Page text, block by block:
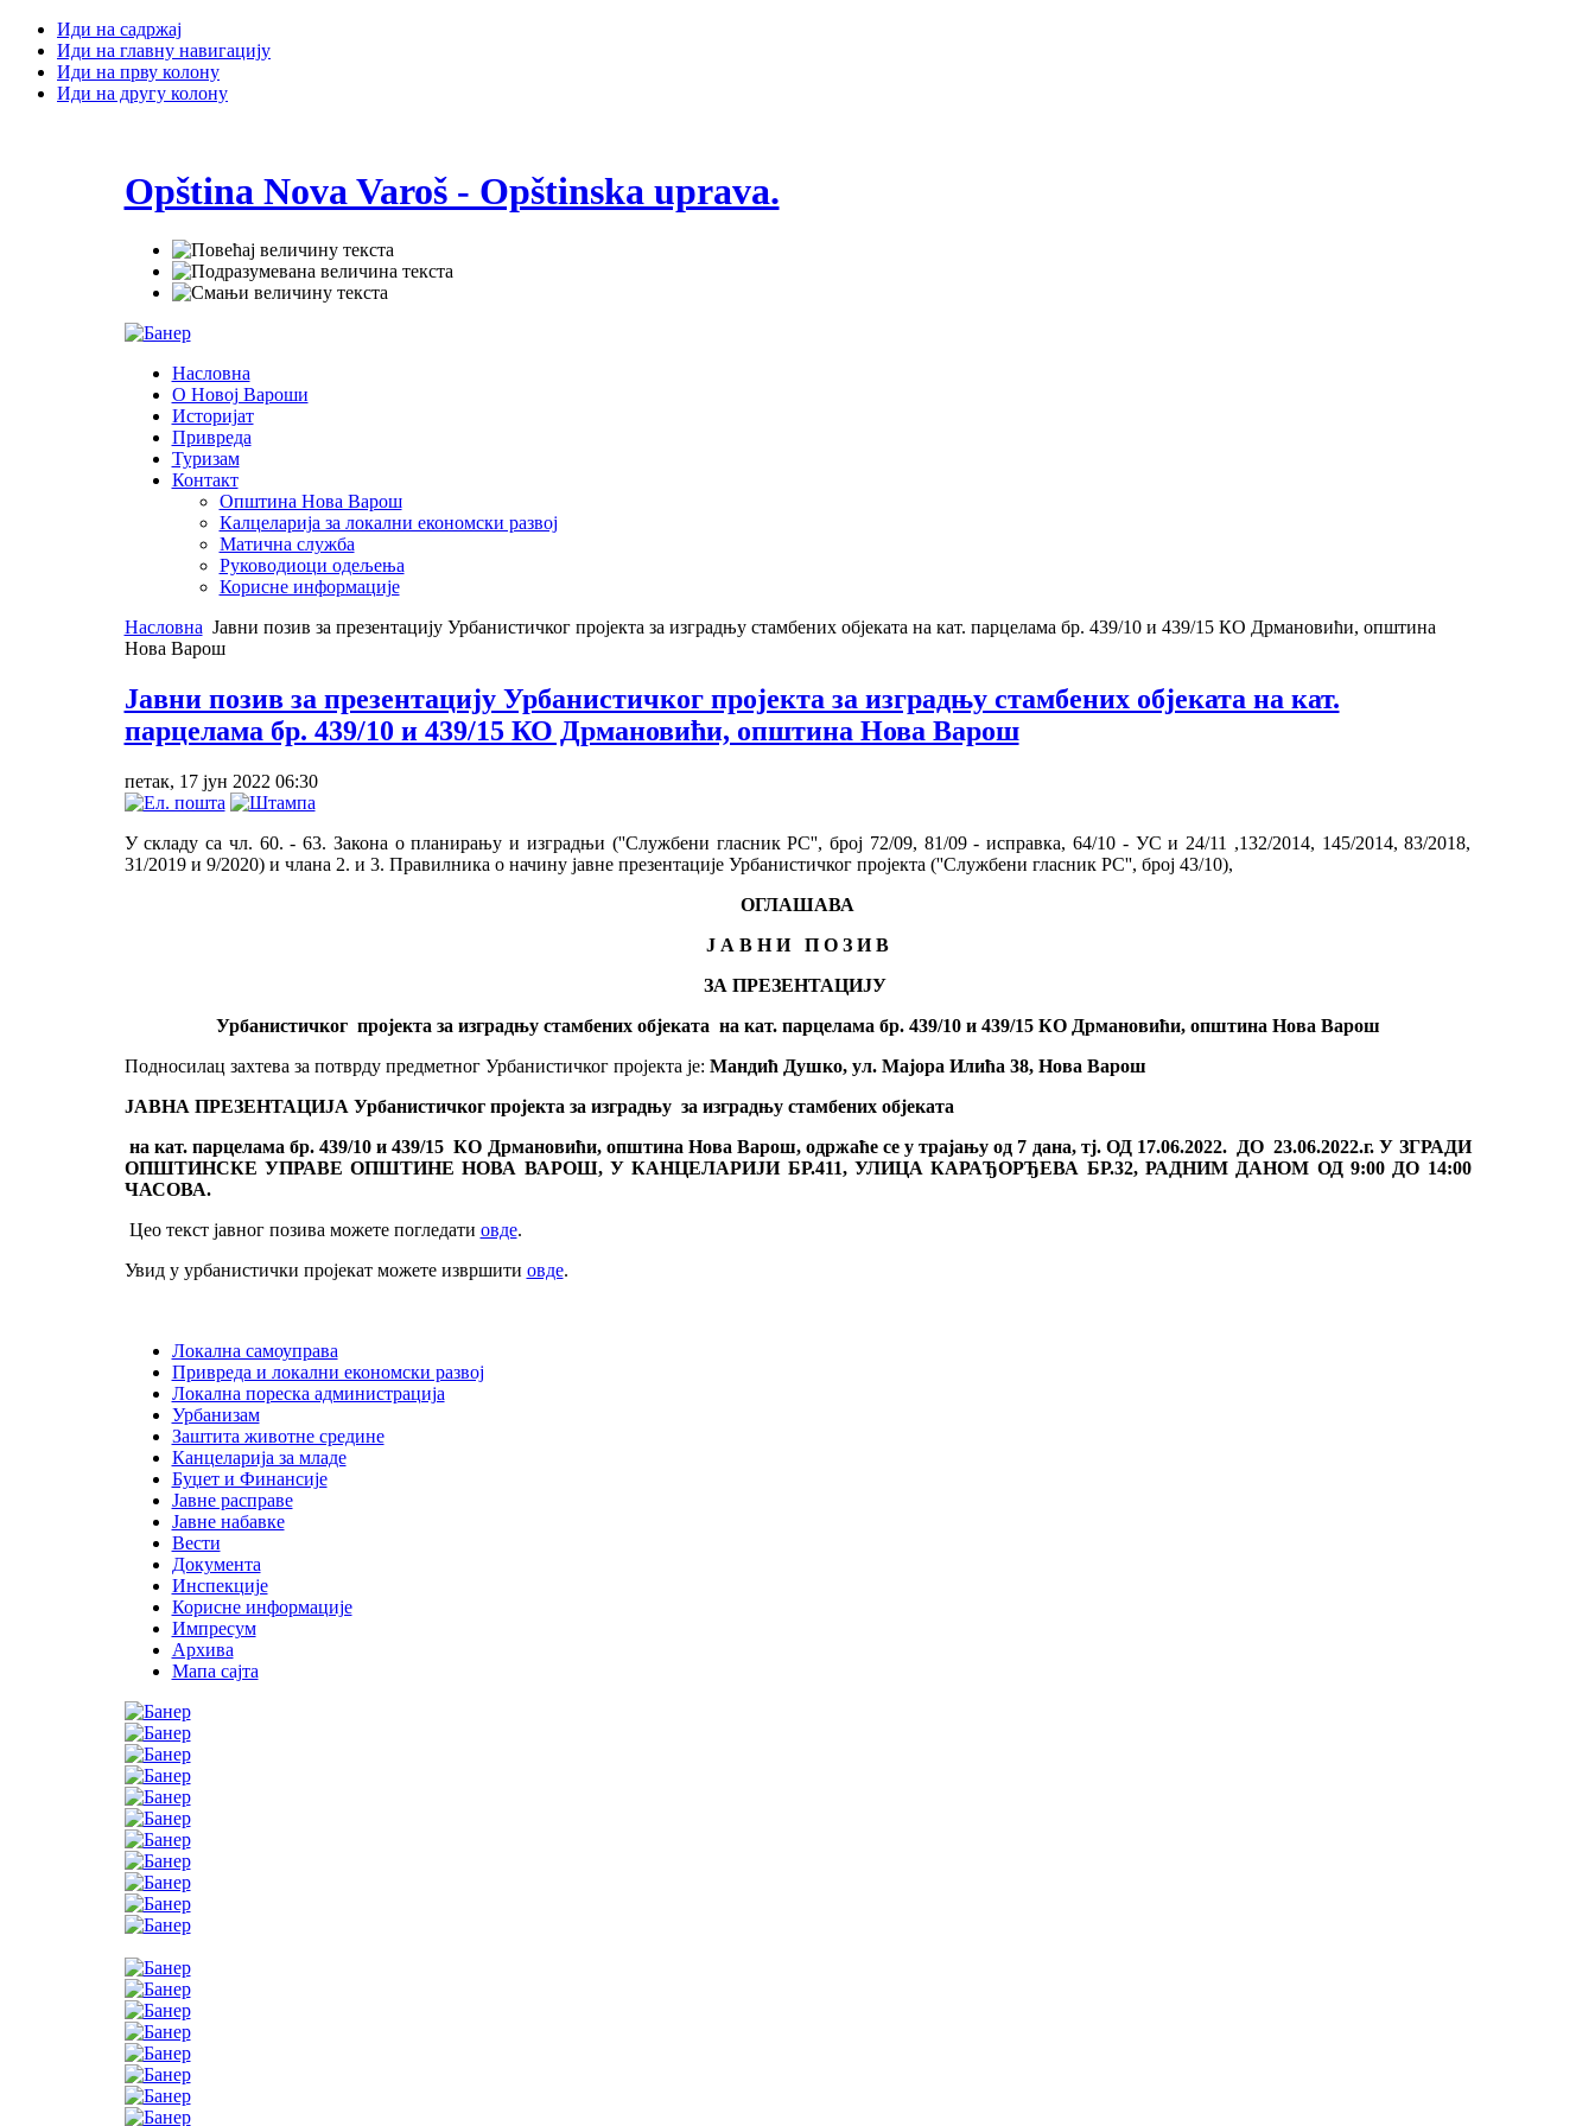
Иди на садржај
Иди на главну навигацију
Иди на прву колону
Иди на другу колону
Opština Nova Varoš - Opštinska uprava.
Насловна
О Новој Вароши
Историјат
Привреда
Туризам
Контакт
Општина Нова Варош
Калцеларија за локални економски развој
Матична служба
Руководиоци одељења
Корисне информације
Насловна Јавни позив за презентацију Урбанистичког пројекта за изградњу стамбених објеката на кат. парцелама бр. 439/10 и 439/15 КО Дрмановићи, општина
Нова Варош
Јавни позив за презентацију Урбанистичког пројекта за изградњу стамбених објеката на кат.
парцелама бр. 439/10 и 439/15 КО Дрмановићи, општина Нова Варош
петак, 17 јун 2022 06:30
У складу са чл. 60. - 63. Закона о планирању и изградњи (''Службени гласник РС'', број 72/09, 81/09 - исправка, 64/10 - УС и 24/11 ,132/2014, 145/2014, 83/2018,
31/2019 и 9/2020) и члана 2. и 3. Правилника о начину јавне презентације Урбанистичког пројекта (''Службени гласник РС'', број 43/10),
ОГЛАШАВА
Ј А В Н И П О З И В
ЗА ПРЕЗЕНТАЦИЈУ
Урбанистичког пројекта за изградњу стамбених објеката на кат. парцелама бр. 439/10 и 439/15 КО Дрмановићи, општина Нова Варош
Подносилaц захтева за потврду предметног Урбанистичког пројекта je: Мандић Душко, ул. Мајора Илића 38, Нова Варош
ЈАВНА ПРЕЗЕНТАЦИЈА Урбанистичког пројекта за изградњу за изградњу стамбених објеката
на кат. парцелама бр. 439/10 и 439/15 КО Дрмановићи, општина Нова Варош, одржаће се у трајању од 7 дана, тј. ОД 17.06.2022. ДО 23.06.2022.г. У ЗГРАДИ
ОПШТИНСКЕ УПРАВЕ ОПШТИНЕ НОВА ВАРОШ, У КАНЦЕЛАРИЈИ БР.411, УЛИЦА КАРАЂОРЂЕВА БР.32, РАДНИМ ДАНОМ ОД 9:00 ДО 14:00
ЧАСОВА.
Цео текст јавног позива можете погледати овде.
Увид у урбанистички пројекат можете извршити овде.
Локална самоуправа
Привреда и локални економски развој
Локална пореска администрација
Урбанизам
Заштита животне средине
Канцеларија за младе
Буџет и Финансије
Јавне расправе
Јавне набавке
Вести
Документа
Инспекције
Корисне информације
Импресум
Архива
Мапа сајта